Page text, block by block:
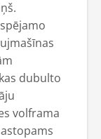
dubulto
volframa